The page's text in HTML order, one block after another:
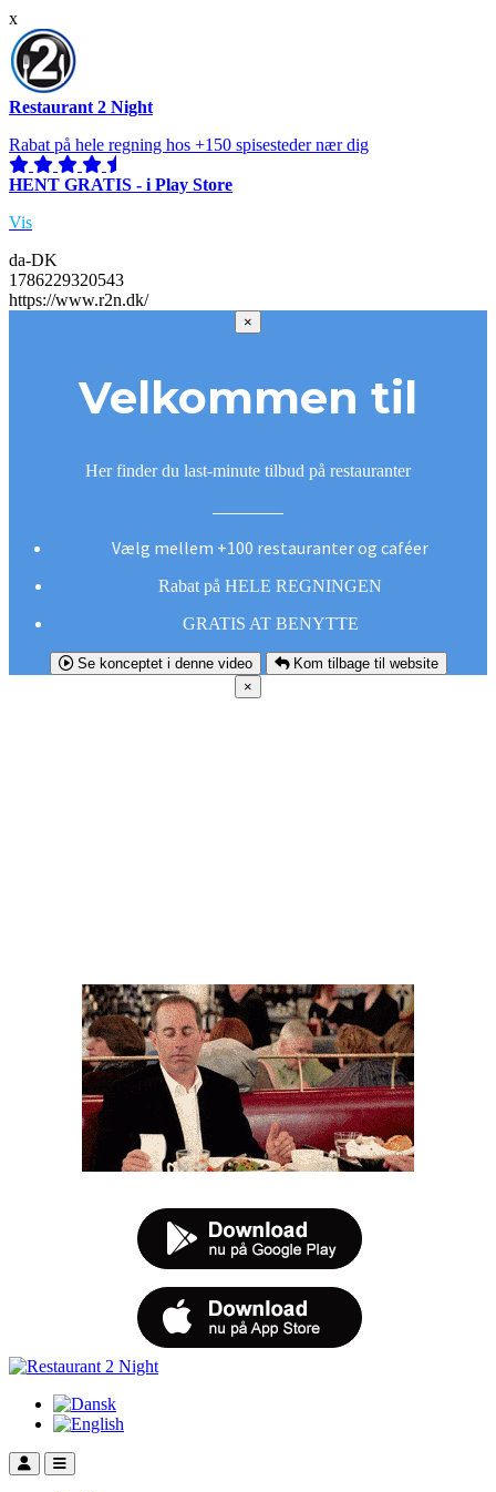
x
Restaurant 2 Night
Rabat på hele regning hos +150 spisesteder nær dig
HENT GRATIS - i Play Store
Vis
da-DK
1786229320543
https://www.r2n.dk/
×
Velkommen til
Her finder du last-minute tilbud på restauranter
Vælg mellem +100 restauranter og caféer
Rabat på HELE REGNINGEN
GRATIS AT BENYTTE
Se konceptet i denne video
Kom tilbage til website
×